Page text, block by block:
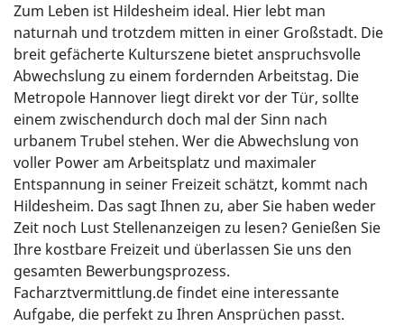
Zum Leben ist Hildesheim ideal. Hier lebt man
naturnah und trotzdem mitten in einer Großstadt. Die
breit gefächerte Kulturszene bietet anspruchsvolle
Abwechslung zu einem fordernden Arbeitstag. Die
Metropole Hannover liegt direkt vor der Tür, sollte
einem zwischendurch doch mal der Sinn nach
urbanem Trubel stehen. Wer die Abwechslung von
voller Power am Arbeitsplatz und maximaler
Entspannung in seiner Freizeit schätzt, kommt nach
Hildesheim. Das sagt Ihnen zu, aber Sie haben weder
Zeit noch Lust Stellenanzeigen zu lesen? Genießen Sie
Ihre kostbare Freizeit und überlassen Sie uns den
gesamten Bewerbungsprozess.
Facharztvermittlung.de findet eine interessante
Aufgabe, die perfekt zu Ihren Ansprüchen passt.